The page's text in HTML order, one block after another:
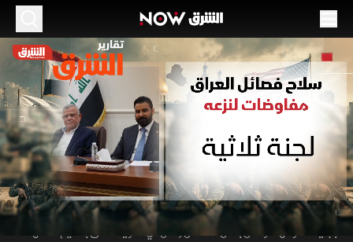
00:12/01:39
الموسم 2026
سلاح فصائل العراق.. مفاوضات لنزعه
10 مايو 2026 01:39 أخبار
تقارير الشرق
تتحرك بغداد نحو مشروع جديد لنزع سلاح الفصائل المسلحة عبر مفاوضات
تقودها لجنة تضم شخصيات سياسية بارزة، وسط ضغوط أميركية متزايدة بشأن
مستقبل السلاح خارج إطار الدولة. وبينما تسعى الحكومة لإقناع واشنطن
بجدية خطواتها، تواصل بعض الفصائل رفض أي تسوية تتعلق بتسليم سلاحها.